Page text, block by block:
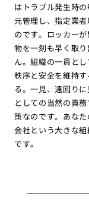
はトラブル発生時
元管理し、指定業
のです。ロッカー
物を一刻も早く取
ん。組織の一員と
秩序と安全を維持
る。一見、遠回り
としての当然の責
策なのです。あなた
会社という大きな
です。